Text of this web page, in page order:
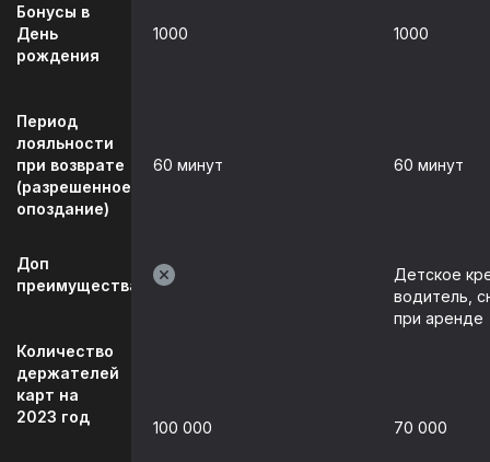
Бонусы в
День
рождения
Период
лояльности
при возврате
(разрешенное
опоздание)
Доп
преимущества
Количество
держателей
карт на
2023 год
1000 1000
60 минут 60 минут
Детское
водитель,
при аренде
100 000 70 000